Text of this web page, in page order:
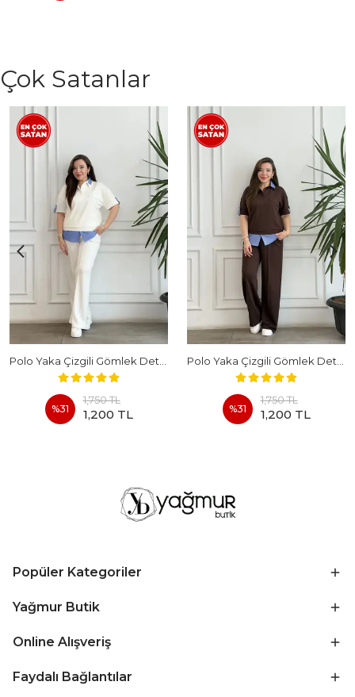
Çok Satanlar
%31
1,750 TL
1,200 TL %31
1,750 TL
1,200 TL
Popüler Kategoriler
Yağmur Butik
Online Alışveriş
Faydalı Bağlantılar